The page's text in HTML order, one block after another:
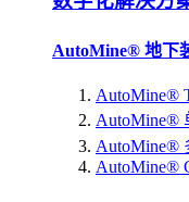
AutoMine® 地下
AutoMine®
AutoMine®
AutoMine®
AutoMine®